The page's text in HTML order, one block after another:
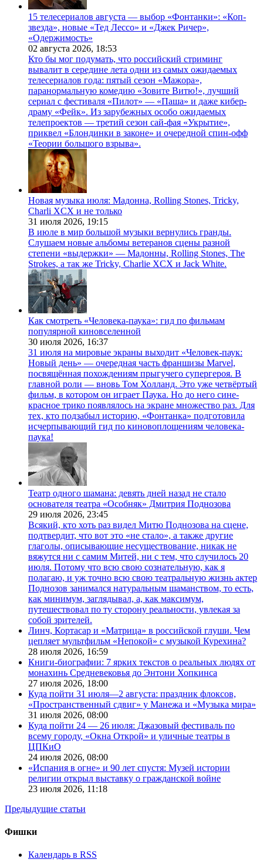
15 телесериалов августа — выбор «Фонтанки»: «Коп-
звезда», новые «Тед Лессо» и «Джек Ричер»,
«Одержимость»
02 августа 2026, 18:53
Кто бы мог подумать, что российский стриминг
вывалит в середине лета одни из самых ожидаемых
телесериалов года: пятый сезон «Мажора»,
паранормальную комедию «Зовите Витю!», лучший
сериал с фестиваля «Пилот» — «Паша» и даже кибер-
драму «Фейк». Из зарубежных особо ожидаемых
телепроектов — третий сезон сай-фая «Укрытие»,
приквел «Блондинки в законе» и очередной спин-офф
«Теории большого взрыва».
Новая музыка июля: Мадонна, Rolling Stones, Tricky,
Charli XCX и не только
31 июля 2026, 19:15
В июле в мир большой музыки вернулись гранды.
Слушаем новые альбомы ветеранов сцены разной
степени «выдержки» — Мадонны, Rolling Stones, The
Strokes, а так же Tricky, Charlie XCX и Jack White.
Как смотреть «Человека-паука»: гид по фильмам
популярной киновселенной
30 июля 2026, 16:37
31 июля на мировые экраны выходит «Человек-паук:
Новый день» — очередная часть франшизы Marvel,
посвящённая похождениям прыгучего супергероя. В
главной роли — вновь Том Холланд. Это уже четвёртый
фильм, в котором он играет Паука. Но до него сине-
красное трико появлялось на экране множество раз. Для
тех, кто подзабыл историю, «Фонтанка» подготовила
исчерпывающий гид по киновоплощениям человека-
паука!
Театр одного шамана: девять дней назад не стало
основателя театра «Особняк» Дмитрия Поднозова
29 июля 2026, 23:45
Всякий, кто хоть раз видел Митю Поднозова на сцене,
подтвердит, что вот это «не стало», а также другие
глаголы, описывающие несуществование, никак не
вяжутся ни с самим Митей, ни с тем, что случилось 20
июля. Потому что всю свою сознательную, как я
полагаю, и уж точно всю свою театральную жизнь актер
Поднозов занимался натуральным шаманством, то есть,
как минимум, заглядывал, а, как максимум,
путешествовал по ту сторону реальности, увлекая за
собой зрителей.
Линч, Кортасар и «Матрица» в российской глуши. Чем
цепляет мультфильм «Непокой» с музыкой Курехина?
28 июля 2026, 16:59
Книги-биографии: 7 ярких текстов о реальных людях от
монахинь Средневековья до Энтони Хопкинса
27 июля 2026, 18:00
Куда пойти 31 июля—2 августа: праздник флоксов,
«Пространственный сдвиг» у Манежа и «Музыка мира»
31 июля 2026, 08:00
Куда пойти 24 — 26 июля: Джазовый фестиваль по
всему городу, «Окна Открой» и уличные театры в
ЦПКиО
24 июля 2026, 08:00
«Испания в огне» и 90 лет спустя: Музей истории
религии открыл выставку о гражданской войне
23 июля 2026, 11:18
Предыдущие статьи
Фишки
Календарь в RSS